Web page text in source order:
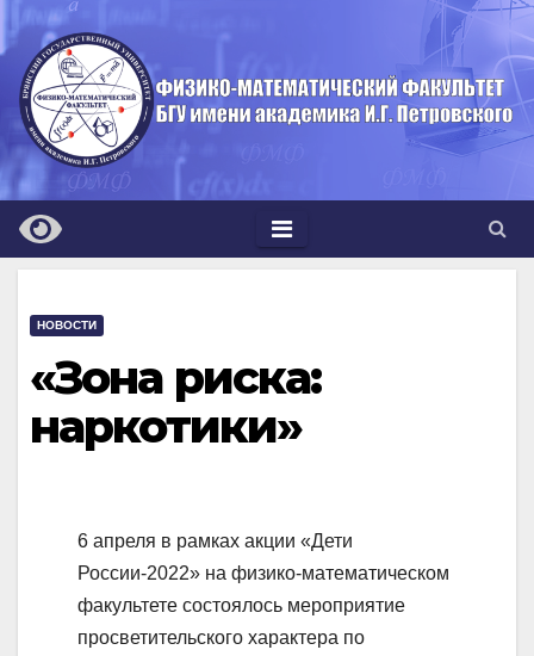
Перейти
к
содержимому
НОВОСТИ
«Зона риска:
наркотики»
6 апреля в рамках акции «Дети
России-2022» на физико-математическом
факультете состоялось мероприятие
просветительского характера по